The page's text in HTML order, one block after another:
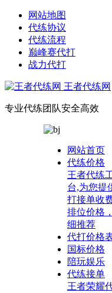
网站地图
代练协议
代练流程
巅峰赛代打
战力代打
王者代练网
专业代练团队安全高效
网站首页
代练价格
王者代练
台,为您提
打接单收
排位价格
细推荐
代打价格
国标价格
陪玩娱乐
代练接单
王者荣耀